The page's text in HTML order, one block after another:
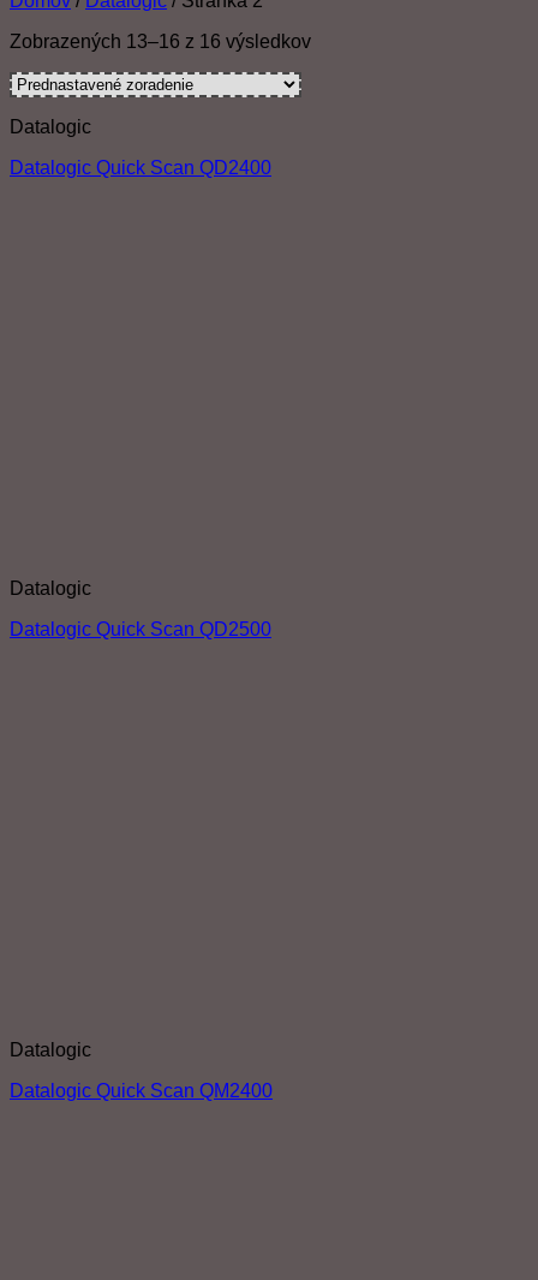
Zobrazených 13–16 z 16 výsledkov
Datalogic
Datalogic Quick Scan QD2400
Datalogic
Datalogic Quick Scan QD2500
Datalogic
Datalogic Quick Scan QM2400